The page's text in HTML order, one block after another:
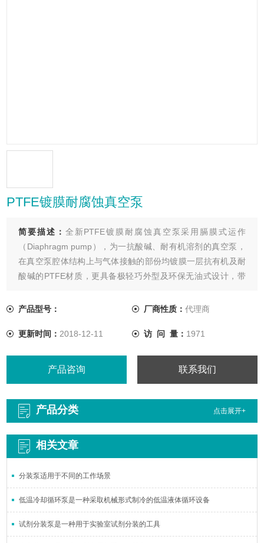
PTFE镀膜耐腐蚀真空泵
简要描述： 全新PTFE镀膜耐腐蚀真空泵采用膈膜式运作
（Diaphragm pump），为一抗酸碱、耐有机溶剂的真空泵，
在真空泵腔体结构上与气体接触的部份均镀膜一层抗有机及耐
酸碱的PTFE材质，更具备极轻巧外型及环保无油式设计，带
产品型号：
厂商性质： 代理商
更新时间： 2018-12-11 访 问 量： 1971
产品咨询 联系我们
产品分类 点击展开+
相关文章
分装泵适用于不同的工作场景
低温冷却循环泵是一种采取机械形式制冷的低温液体循环设备
试剂分装泵是一种用于实验室试剂分装的工具